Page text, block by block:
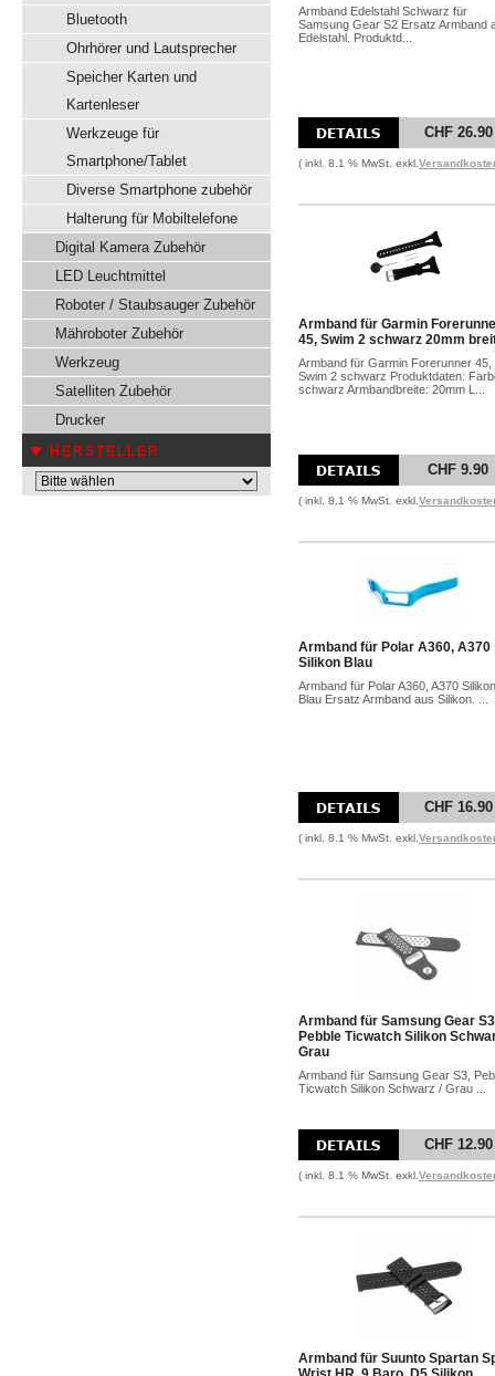
Bluetooth
Ohrhörer und Lautsprecher
Speicher Karten und
Kartenleser
Werkzeuge für
Smartphone/Tablet
Diverse Smartphone zubehör
Halterung für Mobiltelefone
Digital Kamera Zubehör
LED Leuchtmittel
Roboter / Staubsauger Zubehör
Mähroboter Zubehör
Werkzeug
Satelliten Zubehör
Drucker
HERSTELLER
Armband Edelstahl Schwarz für
Samsung Gear S2 Ersatz Armband
Edelstahl. Produktd...
CHF 26.90
( inkl. 8.1 % MwSt. exkl.
Armband für Garmin
45, Swim 2 schwarz 20mm
Armband für Garmin Forerunner 45,
Swim 2 schwarz Produktdaten:
schwarz Armbandbreite: 20mm L...
CHF 9.90
( inkl. 8.1 % MwSt. exkl.
Armband für Polar A360, A370
Silikon Blau
Armband für Polar A360, A370 Silikon
Blau Ersatz Armband aus Silikon. ...
CHF 16.90
( inkl. 8.1 % MwSt. exkl.
Armband für Samsung Gear
Pebble Ticwatch Silikon
Grau
Armband für Samsung Gear S3,
Ticwatch Silikon Schwarz / Grau ...
CHF 12.90
( inkl. 8.1 % MwSt. exkl.
Armband für Suunto Spartan